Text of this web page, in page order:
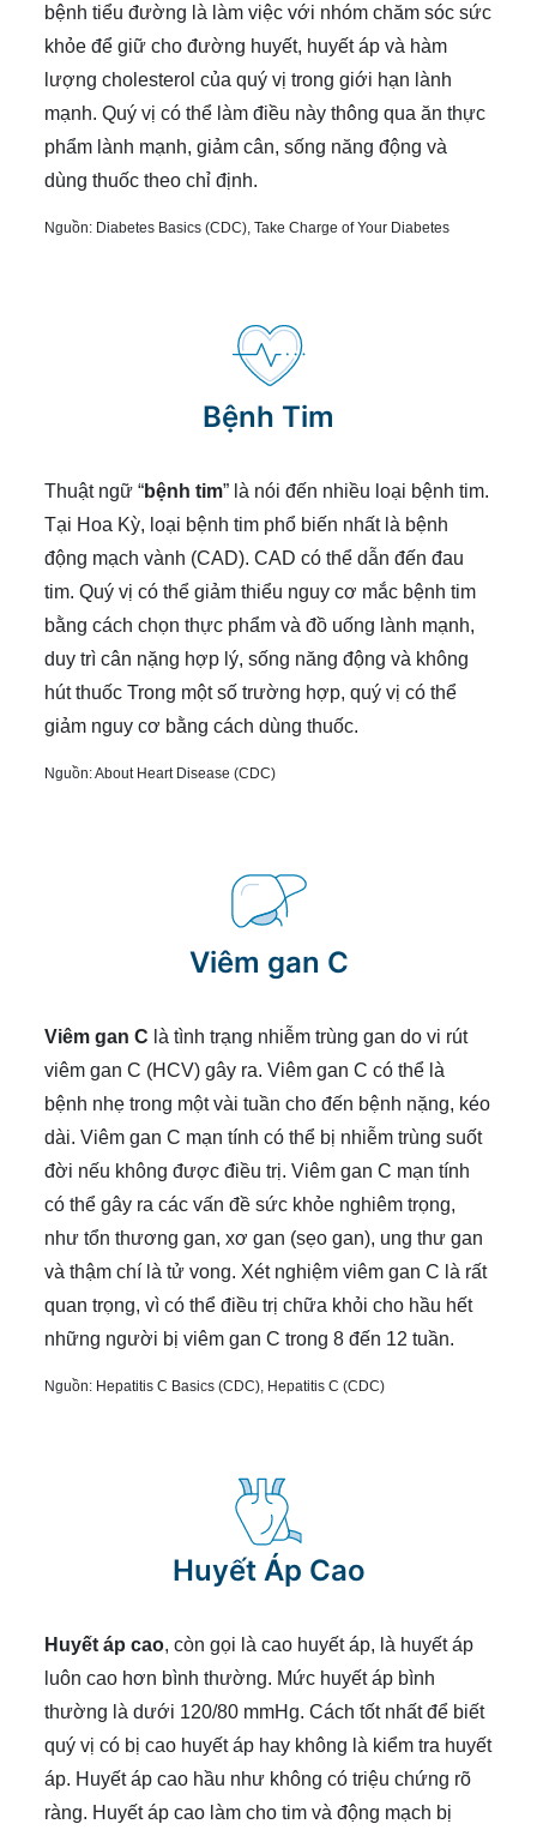
bệnh tiểu đường là làm việc với nhóm chăm sóc sức
khỏe để giữ cho đường huyết, huyết áp và hàm
lượng cholesterol của quý vị trong giới hạn lành
mạnh. Quý vị có thể làm điều này thông qua ăn thực
phẩm lành mạnh, giảm cân, sống năng động và
dùng thuốc theo chỉ định.
Nguồn: Diabetes Basics (CDC),Take Charge of Your Diabetes
Bệnh Tim
Thuật ngữ “bệnh tim” là nói đến nhiều loại bệnh tim.
Tại Hoa Kỳ, loại bệnh tim phổ biến nhất là bệnh
động mạch vành (CAD). CAD có thể dẫn đến đau
tim. Quý vị có thể giảm thiểu nguy cơ mắc bệnh tim
bằng cách chọn thực phẩm và đồ uống lành mạnh,
duy trì cân nặng hợp lý, sống năng động và không
hút thuốc Trong một số trường hợp, quý vị có thể
giảm nguy cơ bằng cách dùng thuốc.
Nguồn:About Heart Disease (CDC)
Viêm gan C
Viêm gan C là tình trạng nhiễm trùng gan do vi rút
viêm gan C (HCV) gây ra. Viêm gan C có thể là
bệnh nhẹ trong một vài tuần cho đến bệnh nặng, kéo
dài. Viêm gan C mạn tính có thể bị nhiễm trùng suốt
đời nếu không được điều trị. Viêm gan C mạn tính
có thể gây ra các vấn đề sức khỏe nghiêm trọng,
như tổn thương gan, xơ gan (sẹo gan), ung thư gan
và thậm chí là tử vong. Xét nghiệm viêm gan C là rất
quan trọng, vì có thể điều trị chữa khỏi cho hầu hết
những người bị viêm gan C trong 8 đến 12 tuần.
Nguồn: Hepatitis C Basics (CDC), Hepatitis C (CDC)
Huyết Áp Cao
Huyết áp cao, còn gọi là cao huyết áp, là huyết áp
luôn cao hơn bình thường. Mức huyết áp bình
thường là dưới 120/80 mmHg. Cách tốt nhất để biết
quý vị có bị cao huyết áp hay không là kiểm tra huyết
áp. Huyết áp cao hầu như không có triệu chứng rõ
ràng. Huyết áp cao làm cho tim và động mạch bị